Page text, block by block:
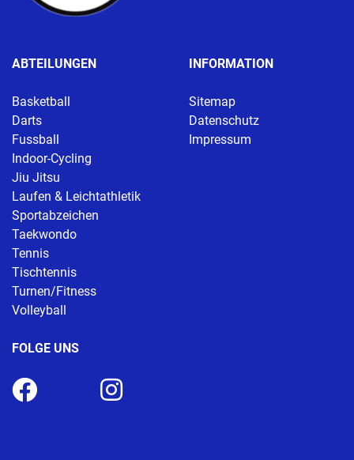
ABTEILUNGEN
Basketball
Darts
Fussball
Indoor-Cycling
Jiu Jitsu
Laufen & Leichtathletik
Sportabzeichen
Taekwondo
Tennis
Tischtennis
Turnen/Fitness
Volleyball
INFORMATION
Sitemap
Datenschutz
Impressum
FOLGE UNS